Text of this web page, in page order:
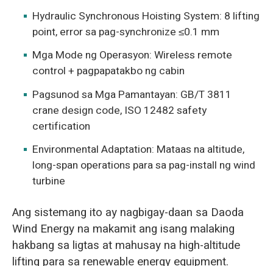
Hydraulic Synchronous Hoisting System: 8 lifting
point, error sa pag-synchronize ≤0.1 mm
Mga Mode ng Operasyon: Wireless remote
control + pagpapatakbo ng cabin
Pagsunod sa Mga Pamantayan: GB/T 3811
crane design code, ISO 12482 safety
certification
Environmental Adaptation: Mataas na altitude,
long-span operations para sa pag-install ng wind
turbine
Ang sistemang ito ay nagbigay-daan sa Daoda
Wind Energy na makamit ang isang malaking
hakbang sa ligtas at mahusay na high-altitude
lifting para sa renewable energy equipment.